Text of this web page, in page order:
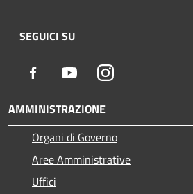
SEGUICI SU
Facebook YoutubeInstagram
AMMINISTRAZIONE
Organi di Governo
Aree Amministrative
Uffici